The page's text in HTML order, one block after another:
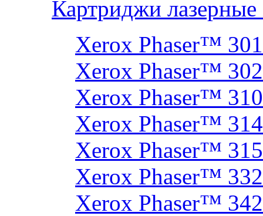
Картриджи
Xerox Phaser™
Xerox Phaser™
Xerox Phaser™
Xerox Phaser™
Xerox Phaser™
Xerox Phaser™
Xerox Phaser™